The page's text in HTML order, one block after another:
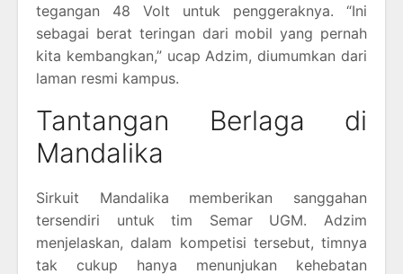
tegangan 48 Volt untuk penggeraknya. “Ini
sebagai berat teringan dari mobil yang pernah
kita kembangkan,” ucap Adzim, diumumkan dari
laman resmi kampus.
Tantangan Berlaga di
Mandalika
Sirkuit Mandalika memberikan sanggahan
tersendiri untuk tim Semar UGM. Adzim
menjelaskan, dalam kompetisi tersebut, timnya
tak cukup hanya menunjukan kehebatan